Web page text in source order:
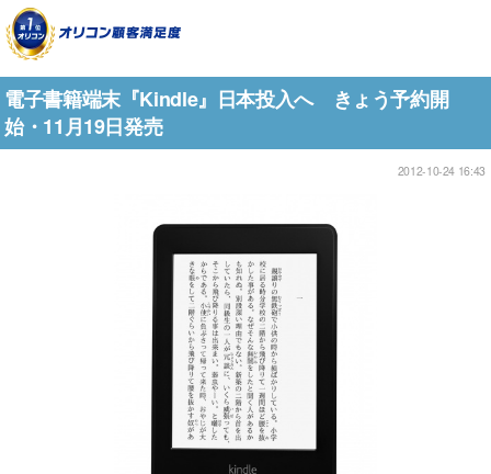
電子書籍端末『Kindle』日本投入へ きょう予約開
始・11月19日発売
2012-10-24 16:43